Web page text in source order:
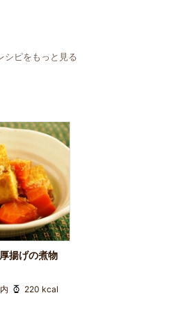
シピをもっと見る
揚げの煮物
220 kcal